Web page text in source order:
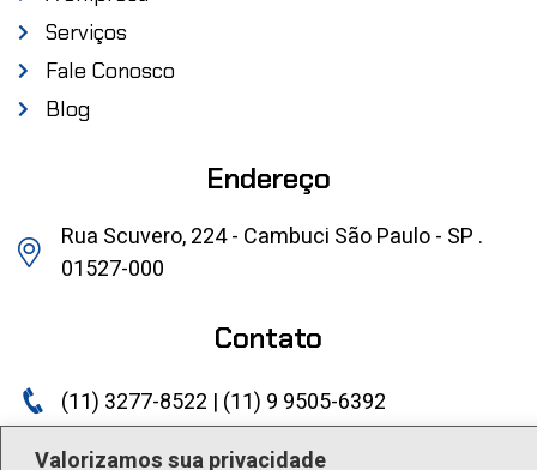
Valorizamos sua privacidade
Serviços
Fale Conosco
Blog
Endereço
Rua Scuvero, 224 - Cambuci São Paulo - SP .
01527-000
Contato
(11) 3277-8522 | (11) 9 9505-6392
lactea@lactea.com.br